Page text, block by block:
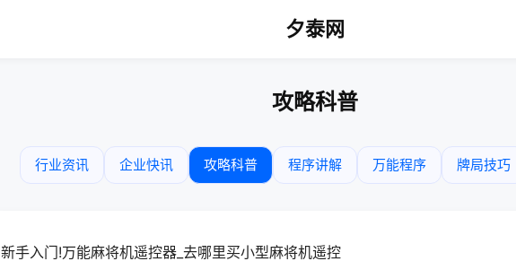
夕泰网
攻略科普
行业资讯 企业快讯 攻略科普 程序讲解 万能程序 牌局技巧
新手入门!万能麻将机遥控器_去哪里买小型麻将机遥控